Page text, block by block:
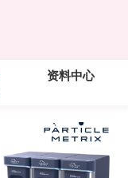
资料中心